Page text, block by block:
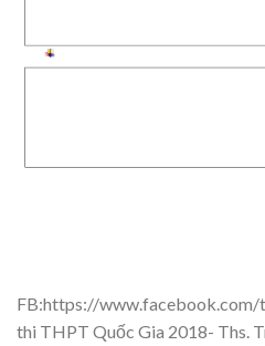
FB:https://www.facebook.com/
thi THPT Quốc Gia 2018- Ths.